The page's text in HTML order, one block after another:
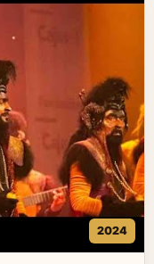
2024